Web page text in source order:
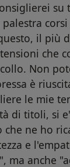
su
il più
che
Non
è
le mie
di titoli, si
ne ho
e
ma anche